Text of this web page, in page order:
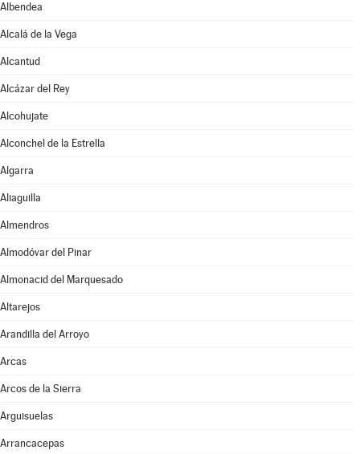
Albendea
Alcalá de la Vega
Alcantud
Alcázar del Rey
Alcohujate
Alconchel de la Estrella
Algarra
Aliaguilla
Almendros
Almodóvar del Pinar
Almonacid del Marquesado
Altarejos
Arandilla del Arroyo
Arcas
Arcos de la Sierra
Arguisuelas
Arrancacepas